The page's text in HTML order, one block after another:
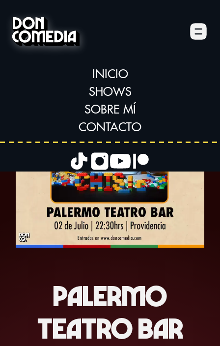
Menú
INICIO
SHOWS
SOBRE MÍ
CONTACTO
←
PALERMO
TEATRO BAR